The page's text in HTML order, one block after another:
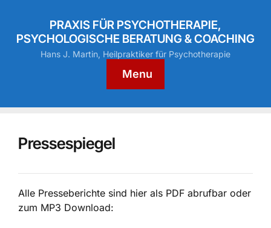
PRAXIS FÜR PSYCHOTHERAPIE,
PSYCHOLOGISCHE BERATUNG & COACHING
Hans J. Martin, Heilpraktiker für Psychotherapie
Menu
Pressespiegel
Alle Presseberichte sind hier als PDF abrufbar oder
zum MP3 Download: